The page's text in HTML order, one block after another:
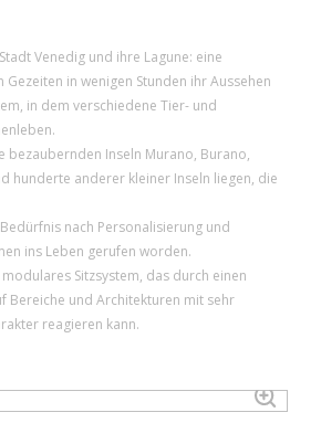
Venedig und ihre Lagune: eine
in wenigen Stunden ihr Aussehen
in dem verschiedene Tier- und
bezaubernden Inseln Murano, Burano,
hunderte anderer kleiner Inseln liegen, die
nach Personalisierung und
ins Leben gerufen worden.
Sitzsystem, das durch einen
Bereiche und Architekturen mit sehr
reagieren kann.